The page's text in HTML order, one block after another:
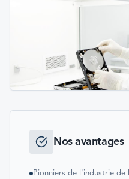
Nos avantages
Pionniers de l'industrie de